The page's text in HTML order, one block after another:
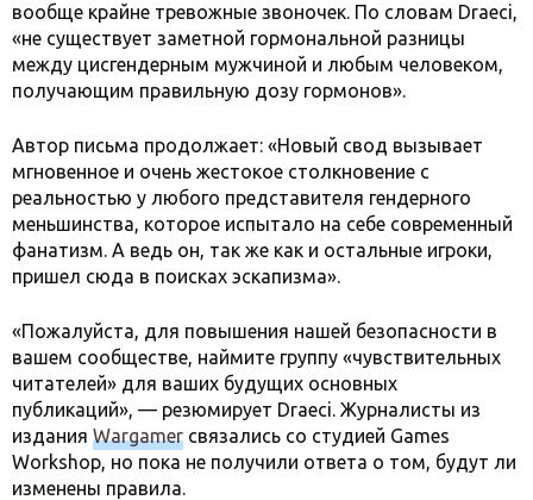
вообще крайне тревожные звоночек. По словам Draeci,
«не существует заметной гормональной разницы
между цисгендерным мужчиной и любым человеком,
получающим правильную дозу гормонов».
Автор письма продолжает: «Новый свод вызывает
мгновенное и очень жестокое столкновение с
реальностью у любого представителя гендерного
меньшинства, которое испытало на себе современный
фанатизм. А ведь он, так же как и остальные игроки,
пришел сюда в поисках эскапизма».
«Пожалуйста, для повышения нашей безопасности в
вашем сообществе, наймите группу «чувствительных
читателей» для ваших будущих основных
публикаций», — резюмирует Draeci. Журналисты из
издания Wargamer связались со студией Games
Workshop, но пока не получили ответа о том, будут ли
изменены правила.